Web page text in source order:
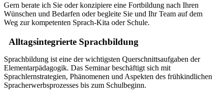
Gern berate ich Sie oder konzipiere eine Fortbildung nach Ihren
Wünschen und Bedarfen oder begleite Sie und Ihr Team auf dem
Weg zur kompetenten Sprach-Kita oder Schule.
Alltagsintegrierte Sprachbildung
Sprachbildung ist eine der wichtigsten Querschnittsaufgaben der
Elementarpädagogik. Das Seminar beschäftigt sich mit
Sprachlernstrategien, Phänomenen und Aspekten des frühkindlichen
Spracherwerbsprozesses bis zum Schulbeginn.